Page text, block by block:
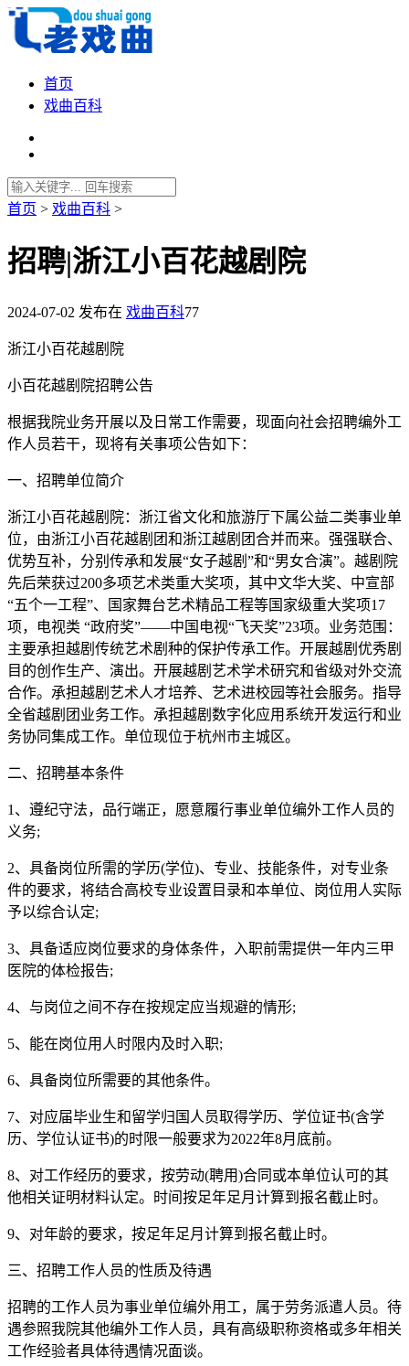
首页
戏曲百科
首页 > 戏曲百科 >
招聘|浙江小百花越剧院
2024-07-02 发布在 戏曲百科77
浙江小百花越剧院
小百花越剧院招聘公告
根据我院业务开展以及日常工作需要，现面向社会招聘编外工
作人员若干，现将有关事项公告如下：
一、招聘单位简介
浙江小百花越剧院：浙江省文化和旅游厅下属公益二类事业单
位，由浙江小百花越剧团和浙江越剧团合并而来。强强联合、
优势互补，分别传承和发展“女子越剧”和“男女合演”。越剧院
先后荣获过200多项艺术类重大奖项，其中文华大奖、中宣部
“五个一工程”、国家舞台艺术精品工程等国家级重大奖项17
项，电视类 “政府奖”——中国电视“飞天奖”23项。业务范围：
主要承担越剧传统艺术剧种的保护传承工作。开展越剧优秀剧
目的创作生产、演出。开展越剧艺术学术研究和省级对外交流
合作。承担越剧艺术人才培养、艺术进校园等社会服务。指导
全省越剧团业务工作。承担越剧数字化应用系统开发运行和业
务协同集成工作。单位现位于杭州市主城区。
二、招聘基本条件
1、遵纪守法，品行端正，愿意履行事业单位编外工作人员的
义务;
2、具备岗位所需的学历(学位)、专业、技能条件，对专业条
件的要求，将结合高校专业设置目录和本单位、岗位用人实际
予以综合认定;
3、具备适应岗位要求的身体条件，入职前需提供一年内三甲
医院的体检报告;
4、与岗位之间不存在按规定应当规避的情形;
5、能在岗位用人时限内及时入职;
6、具备岗位所需要的其他条件。
7、对应届毕业生和留学归国人员取得学历、学位证书(含学
历、学位认证书)的时限一般要求为2022年8月底前。
8、对工作经历的要求，按劳动(聘用)合同或本单位认可的其
他相关证明材料认定。时间按足年足月计算到报名截止时。
9、对年龄的要求，按足年足月计算到报名截止时。
三、招聘工作人员的性质及待遇
招聘的工作人员为事业单位编外用工，属于劳务派遣人员。待
遇参照我院其他编外工作人员，具有高级职称资格或多年相关
工作经验者具体待遇情况面谈。